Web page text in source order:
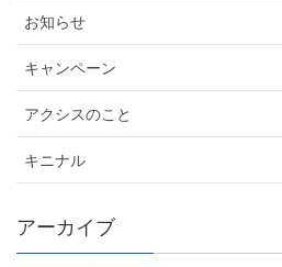
お知らせ
キャンペーン
アクシスのこと
キニナル